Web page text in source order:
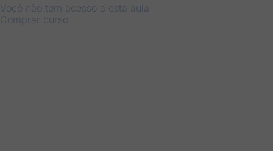
Você não tem acesso a esta aula
Comprar curso